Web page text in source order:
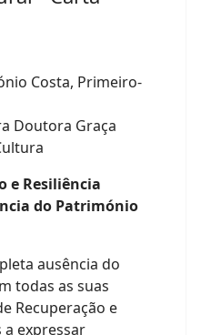
Costa, Primeiro-
Doutora Graça
e Resiliência
do Património
ausência do
todas as suas
Recuperação e
a expressar